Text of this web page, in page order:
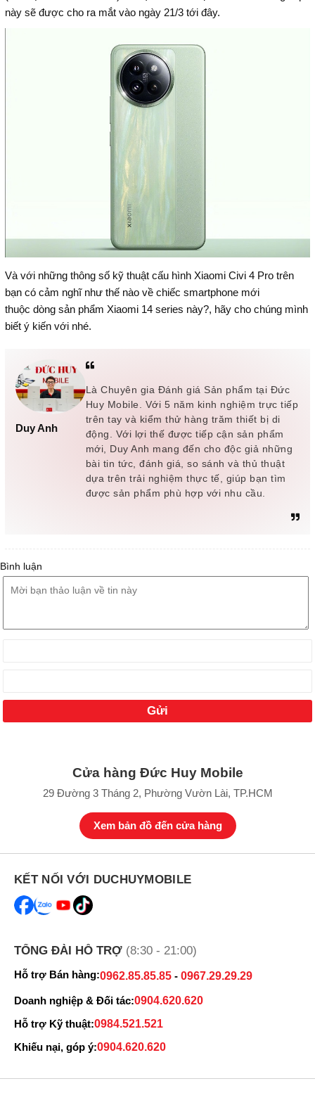
này sẽ được cho ra mắt vào ngày 21/3 tới đây.
Và với những thông số kỹ thuật cấu hình Xiaomi Civi 4 Pro trên
bạn có cảm nghĩ như thế nào về chiếc smartphone mới
thuộc dòng sản phẩm Xiaomi 14 series này?, hãy cho chúng mình
biết ý kiến với nhé.
Duy Anh
Là Chuyên gia Đánh giá Sản phẩm tại Đức
Huy Mobile. Với 5 năm kinh nghiệm trực tiếp
trên tay và kiểm thử hàng trăm thiết bị di
động. Với lợi thế được tiếp cận sản phẩm
mới, Duy Anh mang đến cho độc giả những
bài tin tức, đánh giá, so sánh và thủ thuật
dựa trên trải nghiệm thực tế, giúp bạn tìm
được sản phẩm phù hợp với nhu cầu.
Bình luận
Cửa hàng Đức Huy Mobile
29 Đường 3 Tháng 2, Phường Vườn Lài, TP.HCM
Xem bản đồ đến cửa hàng
KẾT NỐI VỚI DUCHUYMOBILE
TỔNG ĐÀI HỖ TRỢ (8:30 - 21:00)
Hỗ trợ Bán hàng:0962.85.85.85 - 0967.29.29.29
Doanh nghiệp & Đối tác:0904.620.620
Hỗ trợ Kỹ thuật:0984.521.521
Khiếu nại, góp ý:0904.620.620